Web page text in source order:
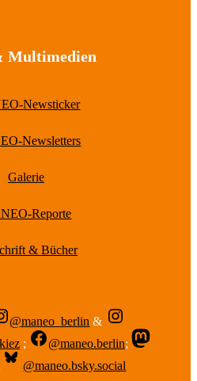
Multimedien
Newsticker
Newsletters
Galerie
Reporte
& Bücher
@maneo_berlin &
; @maneo.berlin;
@maneo.bsky.social